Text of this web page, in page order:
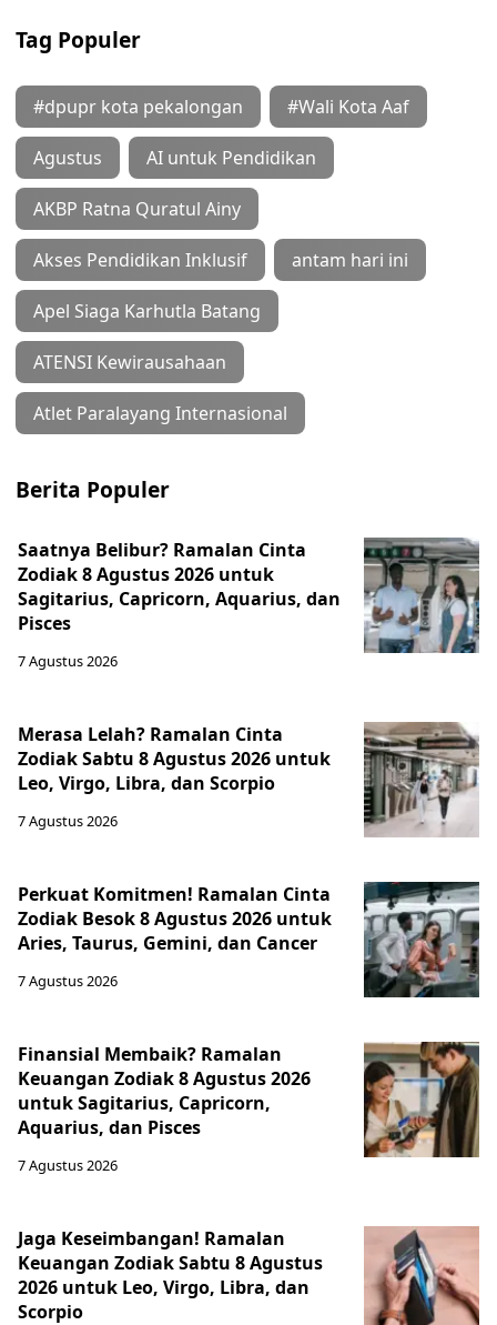
Tag Populer
#dpupr kota pekalongan #Wali Kota Aaf
Agustus AI untuk Pendidikan
AKBP Ratna Quratul Ainy
Akses Pendidikan Inklusif antam hari ini
Apel Siaga Karhutla Batang
ATENSI Kewirausahaan
Atlet Paralayang Internasional
Berita Populer
Saatnya Belibur? Ramalan Cinta
Zodiak 8 Agustus 2026 untuk
Sagitarius, Capricorn, Aquarius, dan
Pisces
7 Agustus 2026
Merasa Lelah? Ramalan Cinta
Zodiak Sabtu 8 Agustus 2026 untuk
Leo, Virgo, Libra, dan Scorpio
7 Agustus 2026
Perkuat Komitmen! Ramalan Cinta
Zodiak Besok 8 Agustus 2026 untuk
Aries, Taurus, Gemini, dan Cancer
7 Agustus 2026
Finansial Membaik? Ramalan
Keuangan Zodiak 8 Agustus 2026
untuk Sagitarius, Capricorn,
Aquarius, dan Pisces
7 Agustus 2026
Jaga Keseimbangan! Ramalan
Keuangan Zodiak Sabtu 8 Agustus
2026 untuk Leo, Virgo, Libra, dan
Scorpio